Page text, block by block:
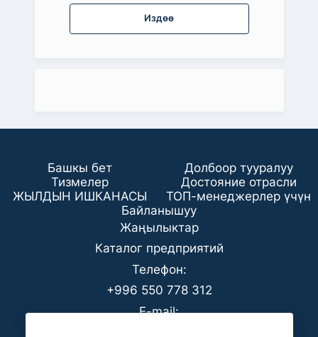
Издөө
Башкы бет
Долбоор тууралуу
Тизмелер
Достояние отрасли
ЖЫЛДЫН ИШКАНАСЫ
ТОП-менеджерлер үчүн
Байланышуу
Жаңылыктар
Каталог предприятий
Телефон:
+996 550 778 312
E-mail: